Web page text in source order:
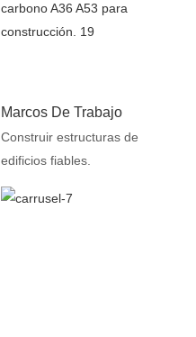
Marcos De Trabajo
Construir estructuras de
edificios fiables.